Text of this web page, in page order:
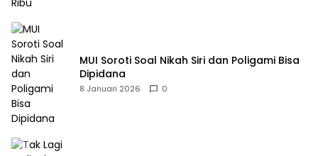
MUI Soroti Soal Nikah Siri dan Poligami Bisa
Dipidana
8 Januari 2026 0